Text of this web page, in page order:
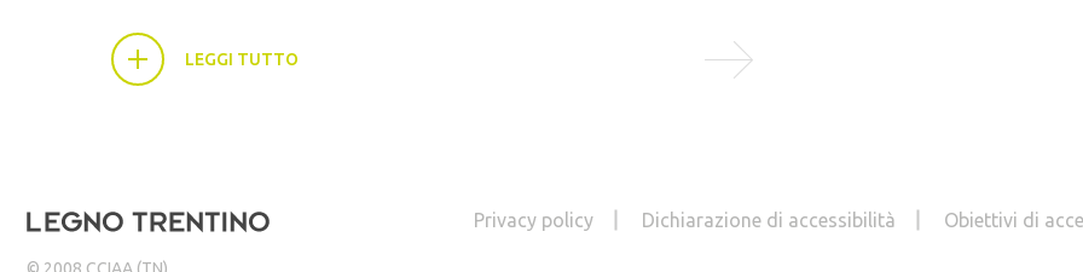
LEGGI TUTTO
Privacy policy Dichiarazione di accessibilità Obiettivi di